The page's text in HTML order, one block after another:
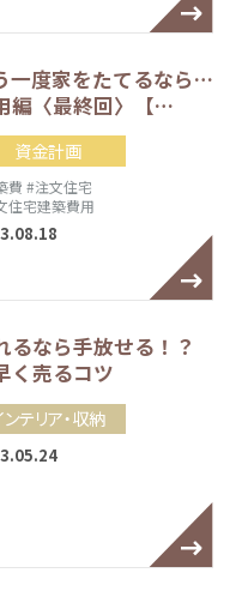
一度家をたてるなら…
編〈最終回〉【…
資金計画
費 #注文住宅
住宅建築費用
るなら手放せる！？
く売るコツ
ンテリア・収納